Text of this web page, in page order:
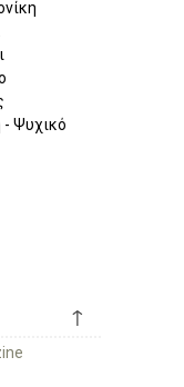
- Ψυχικό
↑